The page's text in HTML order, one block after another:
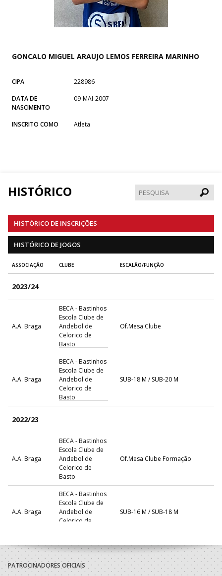
GONCALO MIGUEL ARAUJO LEMOS FERREIRA MARINHO
CIPA
228986
DATA DE
NASCIMENTO
09-MAI-2007
INSCRITO COMO Atleta
HISTÓRICO
HISTÓRICO DE INSCRIÇÕES
HISTÓRICO DE JOGOS
ASSOCIAÇÃO CLUBE ESCALÃO/FUNÇÃO
2023/24
A.A. Braga
BECA - Bastinhos
Escola Clube de
Andebol de
Celorico de
Basto
Of.Mesa Clube
A.A. Braga
BECA - Bastinhos
Escola Clube de
Andebol de
Celorico de
Basto
SUB-18 M / SUB-20 M
2022/23
A.A. Braga
BECA - Bastinhos
Escola Clube de
Andebol de
Celorico de
Basto
Of.Mesa Clube Formação
A.A. Braga
BECA - Bastinhos
Escola Clube de
Andebol de
Celorico de
SUB-16 M / SUB-18 M
2021/22
BECA - Bastinhos
PATROCINADORES OFICIAIS